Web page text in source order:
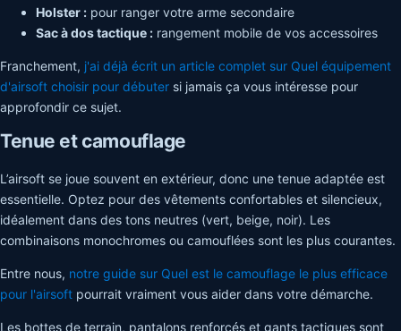
Holster : pour ranger votre arme secondaire
Sac à dos tactique : rangement mobile de vos accessoires
Franchement, j'ai déjà écrit un article complet sur Quel équipement
d'airsoft choisir pour débuter si jamais ça vous intéresse pour
approfondir ce sujet.
Tenue et camouflage
L’airsoft se joue souvent en extérieur, donc une tenue adaptée est
essentielle. Optez pour des vêtements confortables et silencieux,
idéalement dans des tons neutres (vert, beige, noir). Les
combinaisons monochromes ou camouflées sont les plus courantes.
Entre nous, notre guide sur Quel est le camouflage le plus efficace
pour l'airsoft pourrait vraiment vous aider dans votre démarche.
Les bottes de terrain, pantalons renforcés et gants tactiques sont